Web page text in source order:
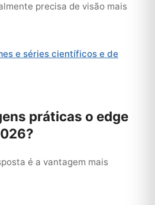
precisa de visão mais
e séries científicos e de
práticas o edge
é a vantagem mais